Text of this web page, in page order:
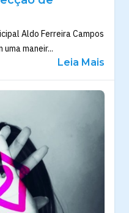
Aldo Ferreira Campos
maneir...
Leia Mais